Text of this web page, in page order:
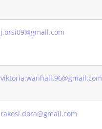
j.orsi09@gmail.com
viktoria.wanhall.96@gmail.com
rakosi.dora@gmail.com